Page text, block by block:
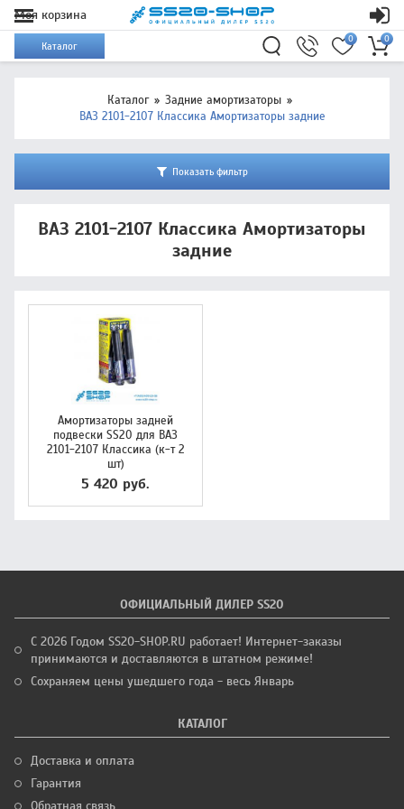
Моя корзина
Каталог
0
0
Каталог
Задние амортизаторы
ВАЗ 2101-2107 Классика Амортизаторы задние
Показать фильтр
ВАЗ 2101-2107 Классика Амортизаторы
задние
Амортизаторы задней
подвески SS20 для ВАЗ
2101-2107 Классика (к-т 2
шт)
5 420 руб.
ОФИЦИАЛЬНЫЙ ДИЛЕР SS20
С 2026 Годом SS20-SHOP.RU работает! Интернет-заказы
принимаются и доставляются в штатном режиме!
Сохраняем цены ушедшего года - весь Январь
КАТАЛОГ
Доставка и оплата
Гарантия
Обратная связь